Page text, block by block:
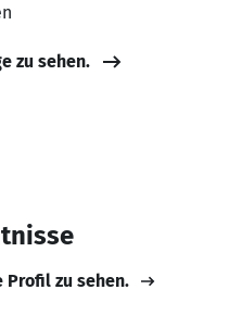
zu sehen.
Profil zu sehen.